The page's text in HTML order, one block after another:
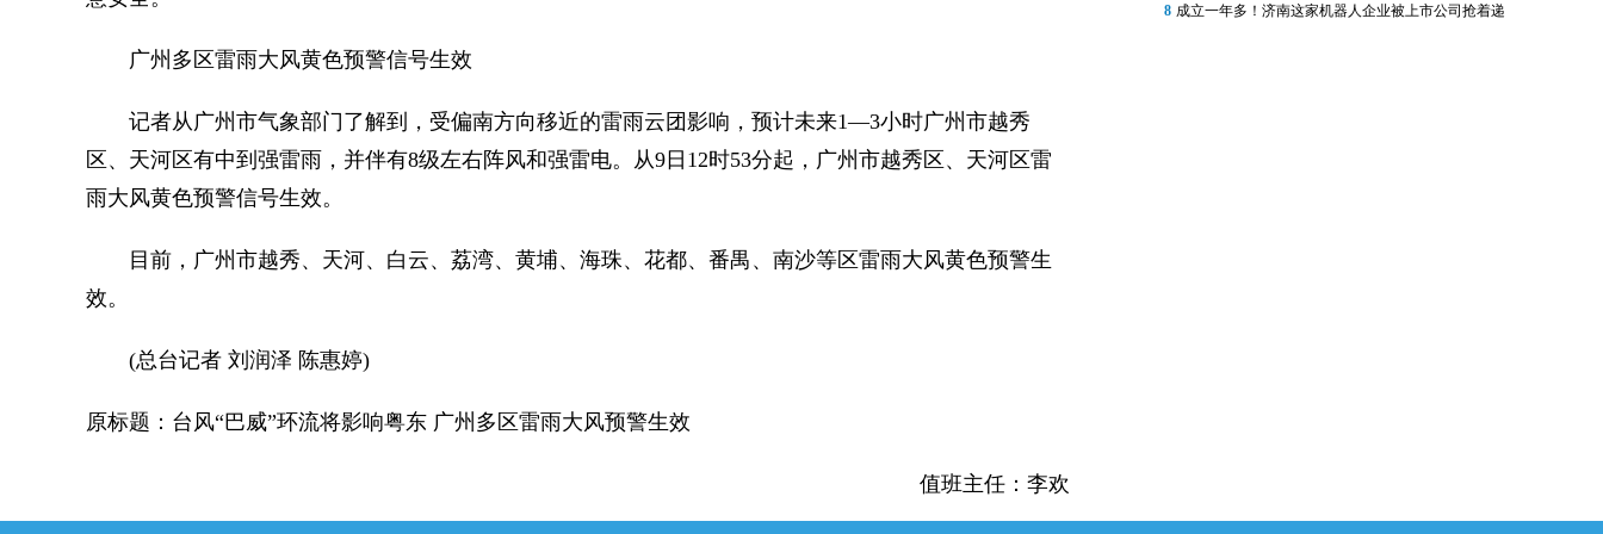
广州多区雷雨大风黄色预警信号生效
记者从广州市气象部门了解到，受偏南方向移近的雷雨云团影响，预计未来1—3小时广州市越秀
区、天河区有中到强雷雨，并伴有8级左右阵风和强雷电。从9日12时53分起，广州市越秀区、天河区雷
雨大风黄色预警信号生效。
目前，广州市越秀、天河、白云、荔湾、黄埔、海珠、花都、番禺、南沙等区雷雨大风黄色预警生
效。
(总台记者 刘润泽 陈惠婷)
原标题：台风“巴威”环流将影响粤东 广州多区雷雨大风预警生效
值班主任：李欢
8 成立一年多！济南这家机器人企业被上市公司抢着递